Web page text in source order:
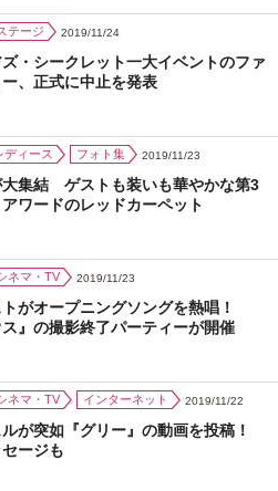
テージ 2019/11/24
・シークレット一大イベントのファ
、正式に中止を発表
ディース フォト集 2019/11/23
大集結 ゲストも装いも華やかな第3
ワードのレッドカーペット
ネマ・TV 2019/11/23
トがオープニングソングを熱唱！
ス』の撮影終了パーティーが開催
ネマ・TV インターネット 2019/11/22
ルが突如『グリー』の動画を投稿！
ージも